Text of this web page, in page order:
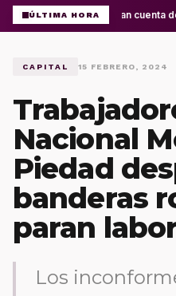
ÚLTIMA HORARoban cuenta
CAPITAL 15 FEBRERO, 2024
Nacional
Piedad
banderas
paran
Los